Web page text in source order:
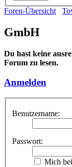
Foren-Übersicht
GmbH
Du hast keine
Forum zu lesen.
Anmelden
Benutzername:
Passwort:
Mich